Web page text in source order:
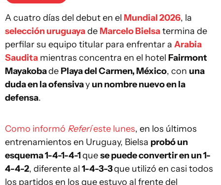
A cuatro días del debut en el Mundial 2026, la
selección uruguayade Marcelo Bielsatermina de
perfilar su equipo titular para enfrentar a Arabia
Saudita mientras concentra en el hotel Fairmont
Mayakobade Playa del Carmen, México, con una
duda en la ofensivay un nombre nuevo en la
defensa.
Como informó Referíeste lunes, en los últimos
entrenamientos en Uruguay, Bielsa probó un
esquema 1-4-1-4-1quese puede convertir en un 1-
4-4-2, diferente al 1-4-3-3que utilizó en casi todos
los partidos en los que estuvo al frente del